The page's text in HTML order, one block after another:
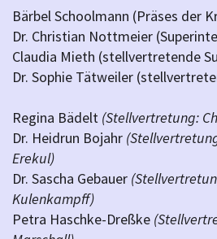
Bärbel Schoolmann (Präses der
Dr. Christian Nottmeier
Claudia Mieth (stellvertretende
Dr. Sophie Tätweiler
Regina Bädelt (Stellvertretung:
Dr. Heidrun Bojahr
Erekul)
Dr. Sascha Gebauer
Kulenkampff)
Petra Haschke-Dreßke